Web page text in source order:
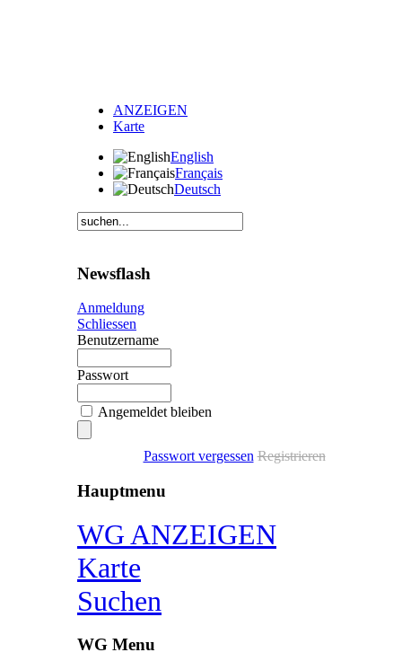
ANZEIGEN
Karte
English
Français
Deutsch
Newsflash
Anmeldung
Schliessen
Benutzername
Passwort
Angemeldet bleiben
Passwort vergessen Registrieren
Hauptmenu
WG ANZEIGEN
Karte
Suchen
WG Menu